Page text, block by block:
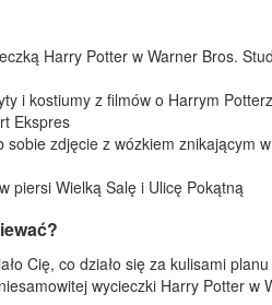
Harry Potter w Warner Bros.
i kostiumy z filmów o Harrym
Ekspres
zdjęcie z wózkiem znikającym
piersi Wielką Salę i Ulicę Pokątną
Cię, co działo się za kulisami
wycieczki Harry Potter w